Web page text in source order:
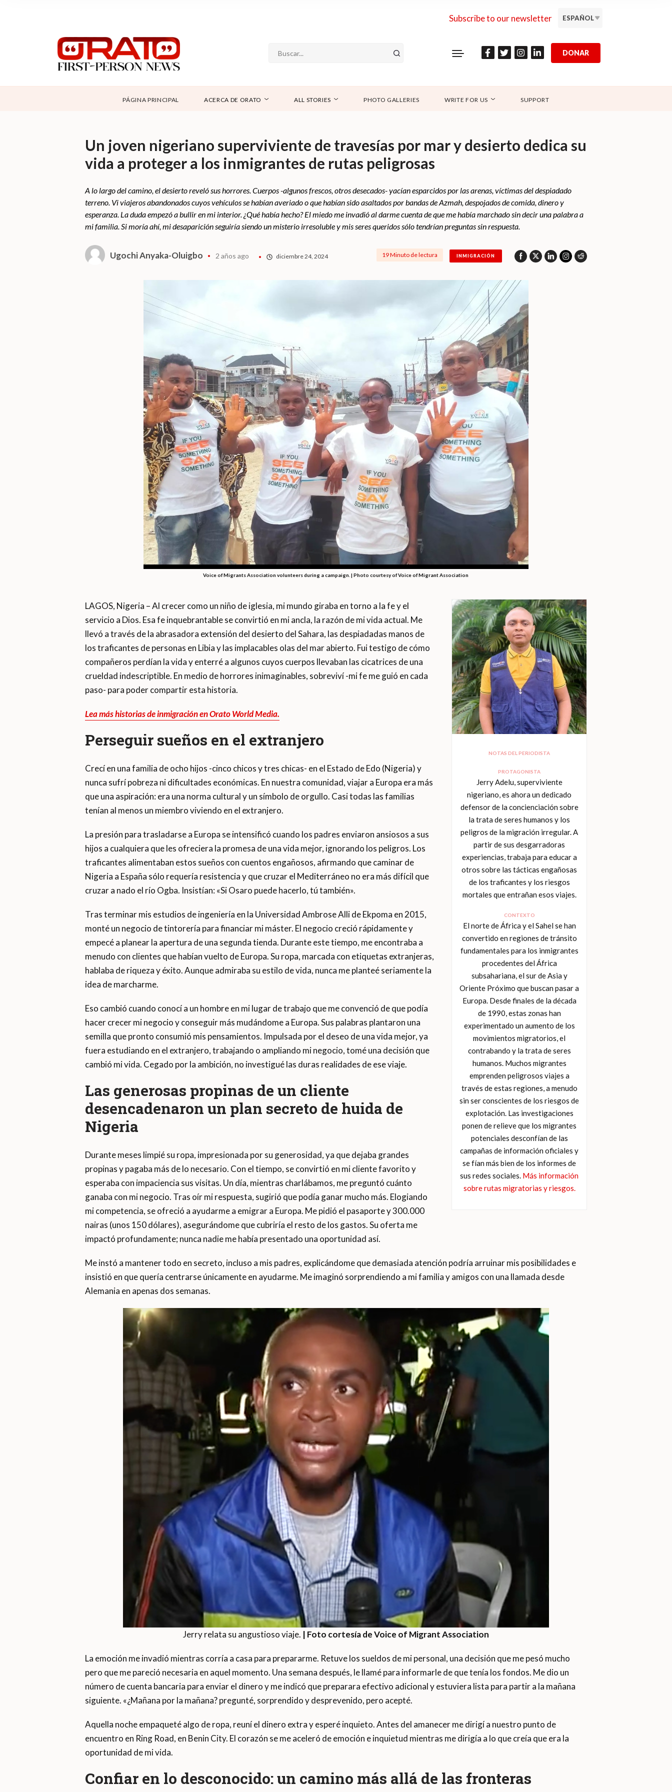
Subscribe to our newsletter ESPAÑOL
SUPPORT
CONTÁCTANOS
DONAR
PÁGINA PRINCIPAL ACERCA DE ORATO ALL STORIES PHOTO GALLERIES WRITE FOR US SUPPORT
Un joven nigeriano superviviente de travesías por mar y desierto dedica su
vida a proteger a los inmigrantes de rutas peligrosas
A lo largo del camino, el desierto reveló sus horrores. Cuerpos -algunos frescos, otros desecados- yacían esparcidos por las arenas, víctimas del despiadado
terreno. Vi viajeros abandonados cuyos vehículos se habían averiado o que habían sido asaltados por bandas de Azmah, despojados de comida, dinero y
esperanza. La duda empezó a bullir en mi interior. ¿Qué había hecho? El miedo me invadió al darme cuenta de que me había marchado sin decir una palabra a
mi familia. Si moría ahí, mi desaparición seguiría siendo un misterio irresoluble y mis seres queridos sólo tendrían preguntas sin respuesta.
Ugochi Anyaka-Oluigbo 2 años ago diciembre 24, 2024 19 Minuto de lectura INMIGRACIÓN
Voice of Migrants Association volunteers during a campaign. | Photo courtesy of Voice of Migrant Association
NOTAS DEL PERIODISTA
PROTAGONISTA
Jerry Adelu, superviviente
nigeriano, es ahora un dedicado
defensor de la concienciación sobre
la trata de seres humanos y los
peligros de la migración irregular. A
partir de sus desgarradoras
experiencias, trabaja para educar a
otros sobre las tácticas engañosas
de los traficantes y los riesgos
mortales que entrañan esos viajes.
CONTEXTO
El norte de África y el Sahel se han
convertido en regiones de tránsito
fundamentales para los inmigrantes
procedentes del África
subsahariana, el sur de Asia y
Oriente Próximo que buscan pasar a
Europa. Desde finales de la década
de 1990, estas zonas han
experimentado un aumento de los
movimientos migratorios, el
contrabando y la trata de seres
humanos. Muchos migrantes
emprenden peligrosos viajes a
través de estas regiones, a menudo
sin ser conscientes de los riesgos de
explotación. Las investigaciones
ponen de relieve que los migrantes
potenciales desconfían de las
campañas de información oficiales y
se fían más bien de los informes de
sus redes sociales. Más información
sobre rutas migratorias y riesgos.
LAGOS, Nigeria – Al crecer como un niño de iglesia, mi mundo giraba en torno a la fe y el
servicio a Dios. Esa fe inquebrantable se convirtió en mi ancla, la razón de mi vida actual. Me
llevó a través de la abrasadora extensión del desierto del Sahara, las despiadadas manos de
los traficantes de personas en Libia y las implacables olas del mar abierto. Fui testigo de cómo
compañeros perdían la vida y enterré a algunos cuyos cuerpos llevaban las cicatrices de una
crueldad indescriptible. En medio de horrores inimaginables, sobreviví -mi fe me guió en cada
paso- para poder compartir esta historia.
Lea más historias de inmigración en Orato World Media.
Perseguir sueños en el extranjero
Crecí en una familia de ocho hijos -cinco chicos y tres chicas- en el Estado de Edo (Nigeria) y
nunca sufrí pobreza ni dificultades económicas. En nuestra comunidad, viajar a Europa era más
que una aspiración: era una norma cultural y un símbolo de orgullo. Casi todas las familias
tenían al menos un miembro viviendo en el extranjero.
La presión para trasladarse a Europa se intensificó cuando los padres enviaron ansiosos a sus
hijos a cualquiera que les ofreciera la promesa de una vida mejor, ignorando los peligros. Los
traficantes alimentaban estos sueños con cuentos engañosos, afirmando que caminar de
Nigeria a España sólo requería resistencia y que cruzar el Mediterráneo no era más difícil que
cruzar a nado el río Ogba. Insistían: «Si Osaro puede hacerlo, tú también».
Tras terminar mis estudios de ingeniería en la Universidad Ambrose Alli de Ekpoma en 2015,
monté un negocio de tintorería para financiar mi máster. El negocio creció rápidamente y
empecé a planear la apertura de una segunda tienda. Durante este tiempo, me encontraba a
menudo con clientes que habían vuelto de Europa. Su ropa, marcada con etiquetas extranjeras,
hablaba de riqueza y éxito. Aunque admiraba su estilo de vida, nunca me planteé seriamente la
idea de marcharme.
Eso cambió cuando conocí a un hombre en mi lugar de trabajo que me convenció de que podía
hacer crecer mi negocio y conseguir más mudándome a Europa. Sus palabras plantaron una
semilla que pronto consumió mis pensamientos. Impulsada por el deseo de una vida mejor, ya
fuera estudiando en el extranjero, trabajando o ampliando mi negocio, tomé una decisión que
cambió mi vida. Cegado por la ambición, no investigué las duras realidades de ese viaje.
Las generosas propinas de un cliente
desencadenaron un plan secreto de huida de
Nigeria
Durante meses limpié su ropa, impresionada por su generosidad, ya que dejaba grandes
propinas y pagaba más de lo necesario. Con el tiempo, se convirtió en mi cliente favorito y
esperaba con impaciencia sus visitas. Un día, mientras charlábamos, me preguntó cuánto
ganaba con mi negocio. Tras oír mi respuesta, sugirió que podía ganar mucho más. Elogiando
mi competencia, se ofreció a ayudarme a emigrar a Europa. Me pidió el pasaporte y 300.000
nairas (unos 150 dólares), asegurándome que cubriría el resto de los gastos. Su oferta me
impactó profundamente; nunca nadie me había presentado una oportunidad así.
Me instó a mantener todo en secreto, incluso a mis padres, explicándome que demasiada atención podría arruinar mis posibilidades e
insistió en que quería centrarse únicamente en ayudarme. Me imaginó sorprendiendo a mi familia y amigos con una llamada desde
Alemania en apenas dos semanas.
Jerry relata su angustioso viaje. | Foto cortesía de Voice of Migrant Association
La emoción me invadió mientras corría a casa para prepararme. Retuve los sueldos de mi personal, una decisión que me pesó mucho
pero que me pareció necesaria en aquel momento. Una semana después, le llamé para informarle de que tenía los fondos. Me dio un
número de cuenta bancaria para enviar el dinero y me indicó que preparara efectivo adicional y estuviera lista para partir a la mañana
siguiente. «¿Mañana por la mañana? pregunté, sorprendido y desprevenido, pero acepté.
Aquella noche empaqueté algo de ropa, reuní el dinero extra y esperé inquieto. Antes del amanecer me dirigí a nuestro punto de
encuentro en Ring Road, en Benin City. El corazón se me aceleró de emoción e inquietud mientras me dirigía a lo que creía que era la
oportunidad de mi vida.
Confiar en lo desconocido: un camino más allá de las fronteras